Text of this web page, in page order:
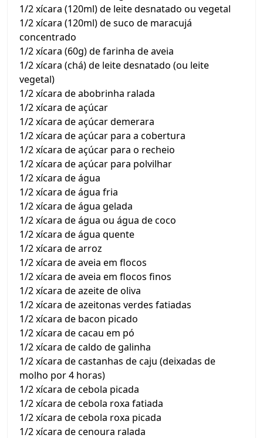
1/2 xícara (120ml) de leite desnatado ou vegetal
1/2 xícara (120ml) de suco de maracujá
concentrado
1/2 xícara (60g) de farinha de aveia
1/2 xícara (chá) de leite desnatado (ou leite
vegetal)
1/2 xícara de abobrinha ralada
1/2 xícara de açúcar
1/2 xícara de açúcar demerara
1/2 xícara de açúcar para a cobertura
1/2 xícara de açúcar para o recheio
1/2 xícara de açúcar para polvilhar
1/2 xícara de água
1/2 xícara de água fria
1/2 xícara de água gelada
1/2 xícara de água ou água de coco
1/2 xícara de água quente
1/2 xícara de arroz
1/2 xícara de aveia em flocos
1/2 xícara de aveia em flocos finos
1/2 xícara de azeite de oliva
1/2 xícara de azeitonas verdes fatiadas
1/2 xícara de bacon picado
1/2 xícara de cacau em pó
1/2 xícara de caldo de galinha
1/2 xícara de castanhas de caju (deixadas de
molho por 4 horas)
1/2 xícara de cebola picada
1/2 xícara de cebola roxa fatiada
1/2 xícara de cebola roxa picada
1/2 xícara de cenoura ralada